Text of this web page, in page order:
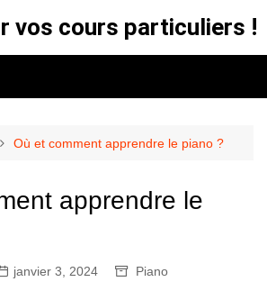
vos cours particuliers !
Où et comment apprendre le piano ?
apprendre le
janvier 3, 2024 Piano